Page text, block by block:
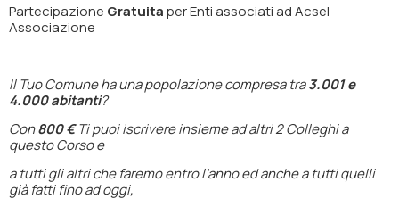
Partecipazione Gratuitaper Enti associati ad Acsel
Associazione
Il Tuo Comune ha una popolazione compresa tra3.001 e
4.000 abitanti?
Con800 €Ti puoi iscrivere insieme ad altri 2 Colleghi a
questo Corso e
a tutti gli altri che faremo entro l’anno ed anche a tutti quelli
già fatti fino ad oggi,